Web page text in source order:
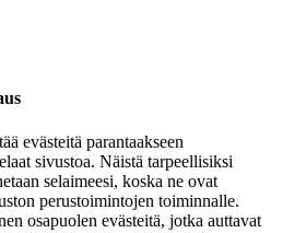
evästeitä parantaakseen
sivustoa. Näistä tarpeellisiksi
selaimeesi, koska ne ovat
perustoimintojen toiminnalle.
osapuolen evästeitä, jotka auttavat